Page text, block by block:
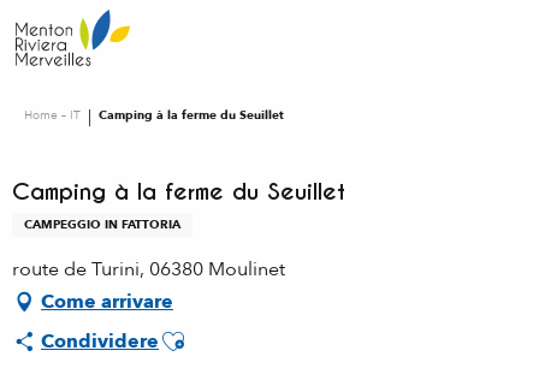
au
contenu
Home – IT Camping à la ferme du Seuillet
Camping à la ferme du Seuillet
CAMPEGGIO IN FATTORIA
route de Turini, 06380 Moulinet
Come arrivare
CondividereAjouter aux favoris